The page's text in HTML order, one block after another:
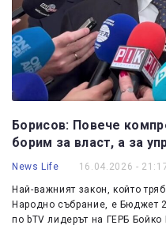
Борисов: Повече
борим за власт, а за
News Life 16.04.2026 -
Най-важният закон, който
Народно събрание, е Бюджет
по bTV лидерът на ГЕРБ